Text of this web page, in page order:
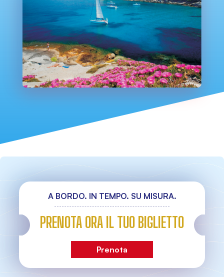
A BORDO. IN TEMPO. SU MISURA.
PRENOTA ORA IL TUO BIGLIETTO
Prenota